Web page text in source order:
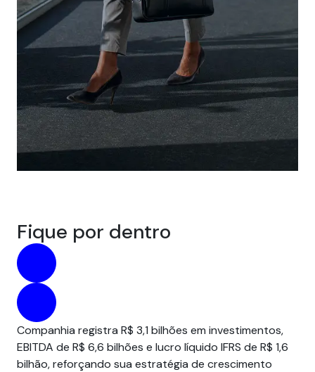
Fique por dentro
Companhia registra R$ 3,1 bilhões em investimentos,
EBITDA de R$ 6,6 bilhões e lucro líquido IFRS de R$ 1,6
bilhão, reforçando sua estratégia de crescimento